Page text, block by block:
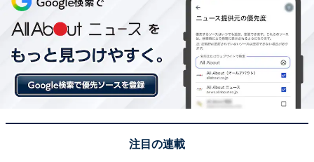
注目の連載